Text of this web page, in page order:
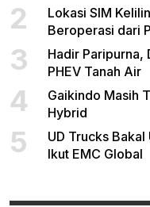
2
Lokasi SIM
Beroperasi dari
3
Hadir Paripurna,
PHEV Tanah Air
4
Gaikindo Masih
Hybrid
5
UD Trucks
Ikut EMC Global